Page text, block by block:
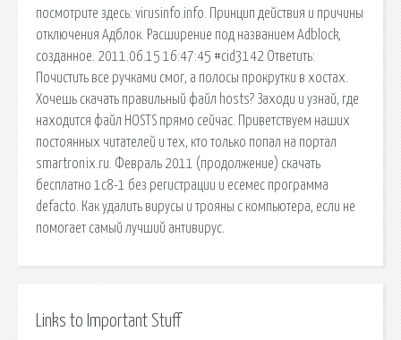
посмотрите здесь: virusinfo.info. Принцип действия и причины
отключения Адблок. Расширение под названием Adblock,
созданное. 2011.06.15 16:47:45 #cid3142 Ответить:
Почистить все ручками смог, а полосы прокрутки в хостах.
Хочешь скачать правильный файл hosts? Заходи и узнай, где
находится файл HOSTS прямо сейчас. Приветствуем наших
постоянных читателей и тех, кто только попал на портал
smartronix.ru. Февраль 2011 (продолжение) скачать
бесплатно 1с8-1 без регистрации и есемес программа
defacto. Как удалить вирусы и трояны с компьютера, если не
помогает самый лучший антивирус.
Links to Important Stuff